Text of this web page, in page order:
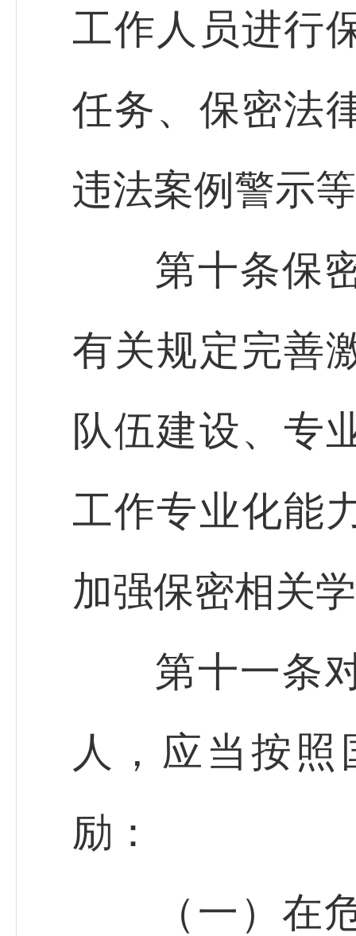
工作人员进行
任务、保密法
违法案例警示
第十条保密
有关规定完善
队伍建设、专
工作专业化能
加强保密相关
第十一条对
人，应当按
励：
（一）在危